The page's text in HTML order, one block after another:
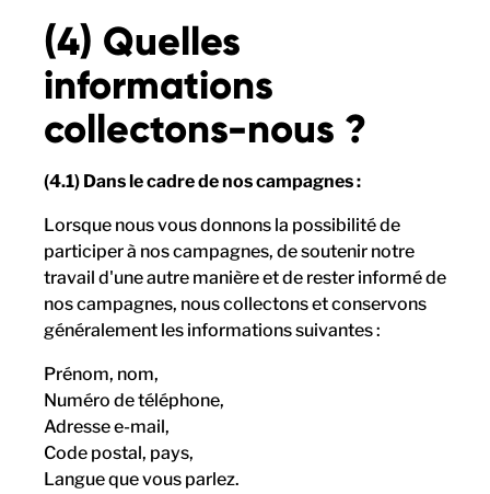
(4) Quelles
informations
collectons-nous ?
(4.1) Dans le cadre de nos campagnes :
Lorsque nous vous donnons la possibilité de
participer à nos campagnes, de soutenir notre
travail d'une autre manière et de rester informé de
nos campagnes, nous collectons et conservons
généralement les informations suivantes :
Prénom, nom,
Numéro de téléphone,
Adresse e-mail,
Code postal, pays,
Langue que vous parlez.